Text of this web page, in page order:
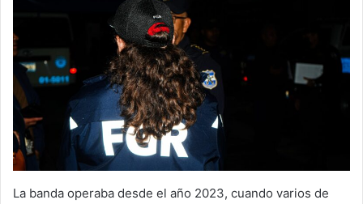
La banda operaba desde el año 2023, cuando varios de